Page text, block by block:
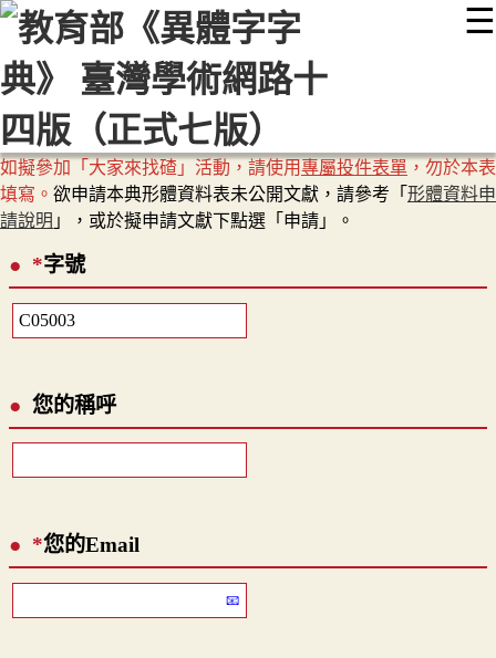
☰
::: 最新消息 常見問題 編輯說明
顯示模式
如擬參加「大家來找碴」活動，請使用專屬投件表單 ，勿於本表
填寫。 欲申請本典形體資料表未公開文獻，請參考「 形體資料申
請說明 」，或於擬申請文獻下點選「申請」。
*字號
您的稱呼
*您的Email